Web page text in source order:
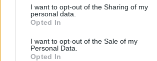
I want to opt-out of the Sharing of my
personal data.
Opted In
I want to opt-out of the Sale of my
Personal Data.
Opted In